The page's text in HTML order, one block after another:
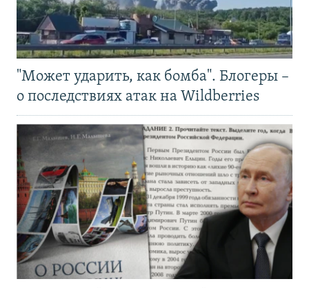
"Может ударить, как бомба". Блогеры –
о последствиях атак на Wildberries